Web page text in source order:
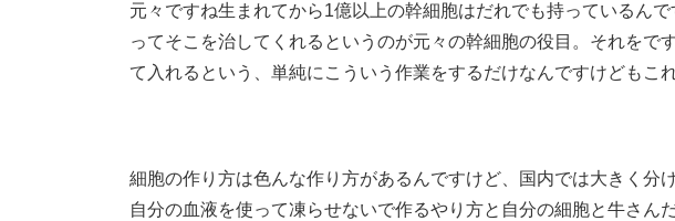
元々ですね生まれてから1億以上の幹細胞はだれでも持っているん
ってそこを治してくれるというのが元々の幹細胞の役目。それをで
て入れるという、単純にこういう作業をするだけなんですけどもこ
細胞の作り方は色んな作り方があるんですけど、国内では大きく分
自分の血液を使って凍らせないで作るやり方と自分の細胞と牛さん